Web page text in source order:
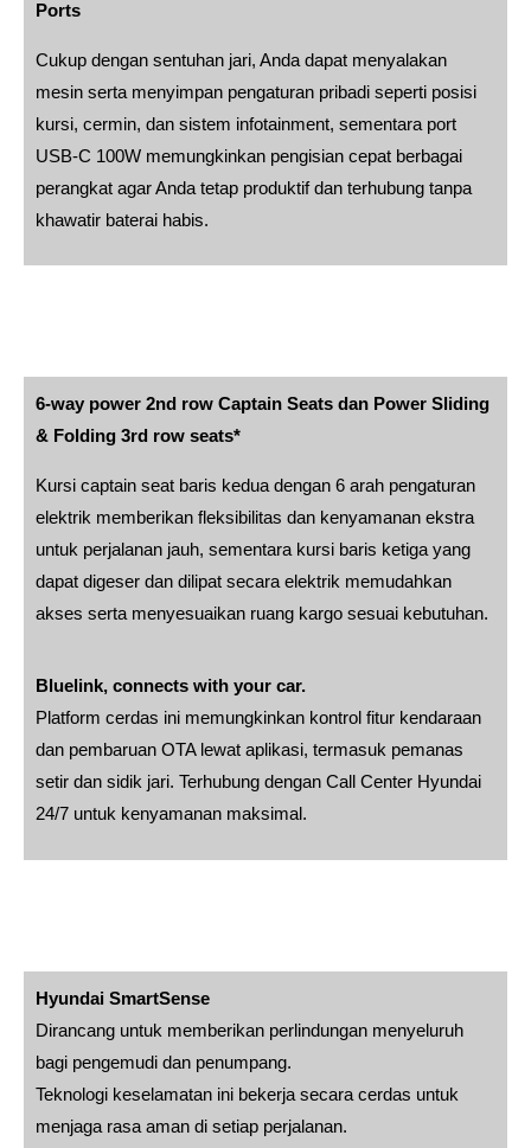
Ports
Cukup dengan sentuhan jari, Anda dapat menyalakan
mesin serta menyimpan pengaturan pribadi seperti posisi
kursi, cermin, dan sistem infotainment, sementara port
USB-C 100W memungkinkan pengisian cepat berbagai
perangkat agar Anda tetap produktif dan terhubung tanpa
khawatir baterai habis.
6-way power 2nd row Captain Seats dan Power Sliding
& Folding 3rd row seats*
Kursi captain seat baris kedua dengan 6 arah pengaturan
elektrik memberikan fleksibilitas dan kenyamanan ekstra
untuk perjalanan jauh, sementara kursi baris ketiga yang
dapat digeser dan dilipat secara elektrik memudahkan
akses serta menyesuaikan ruang kargo sesuai kebutuhan.
Bluelink, connects with your car.
Platform cerdas ini memungkinkan kontrol fitur kendaraan
dan pembaruan OTA lewat aplikasi, termasuk pemanas
setir dan sidik jari. Terhubung dengan Call Center Hyundai
24/7 untuk kenyamanan maksimal.
Hyundai SmartSense
Dirancang untuk memberikan perlindungan menyeluruh
bagi pengemudi dan penumpang.
Teknologi keselamatan ini bekerja secara cerdas untuk
menjaga rasa aman di setiap perjalanan.